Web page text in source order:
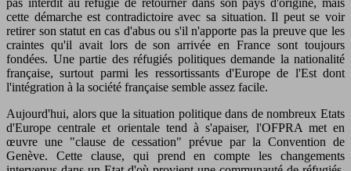
pas interdit au réfugié de retourner dans son pays d'origine, mais
cette démarche est contradictoire avec sa situation. Il peut se voir
retirer son statut en cas d'abus ou s'il n'apporte pas la preuve que les
craintes qu'il avait lors de son arrivée en France sont toujours
fondées. Une partie des réfugiés politiques demande la nationalité
française, surtout parmi les ressortissants d'Europe de l'Est dont
l'intégration à la société française semble assez facile.
Aujourd'hui, alors que la situation politique dans de nombreux Etats
d'Europe centrale et orientale tend à s'apaiser, l'OFPRA met en
œuvre une "clause de cessation" prévue par la Convention de
Genève. Cette clause, qui prend en compte les changements